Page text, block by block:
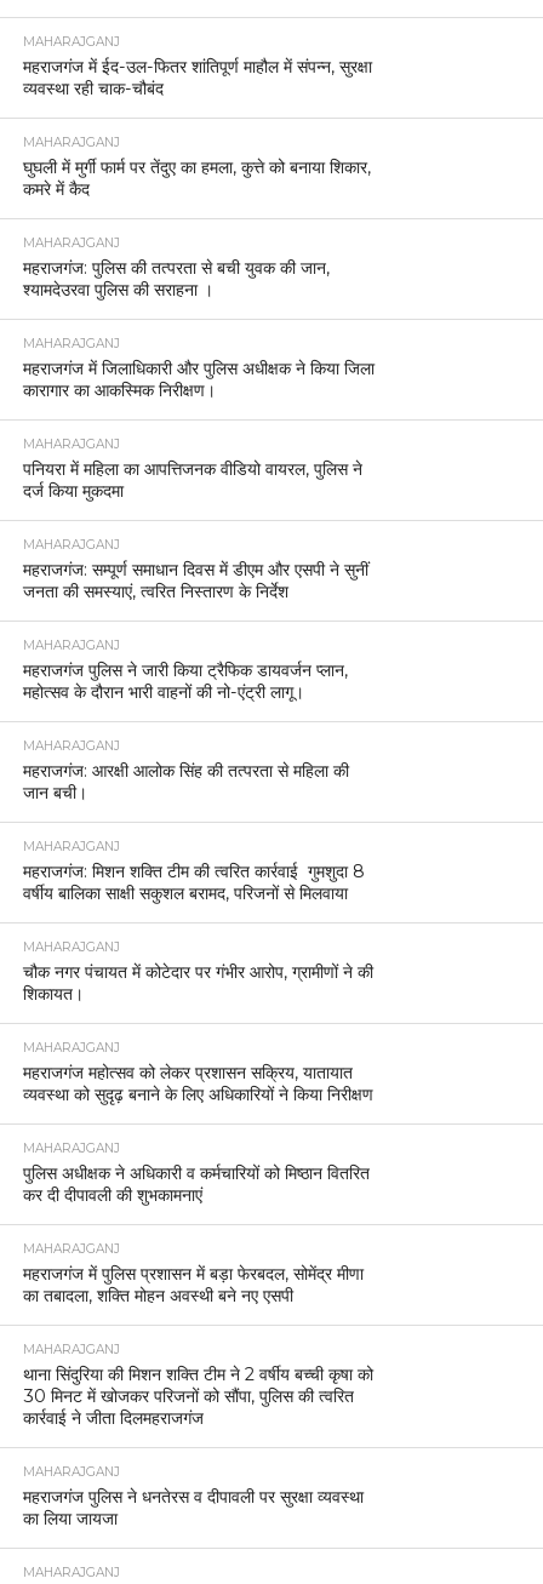
MAHARAJGANJ
महराजगंज में ईद-उल-फितर शांतिपूर्ण माहौल में संपन्न, सुरक्षा
व्यवस्था रही चाक-चौबंद
MAHARAJGANJ
घुघली में मुर्गी फार्म पर तेंदुए का हमला, कुत्ते को बनाया शिकार,
कमरे में कैद
MAHARAJGANJ
महराजगंज: पुलिस की तत्परता से बची युवक की जान,
श्यामदेउरवा पुलिस की सराहना ।
MAHARAJGANJ
महराजगंज में जिलाधिकारी और पुलिस अधीक्षक ने किया जिला
कारागार का आकस्मिक निरीक्षण।
MAHARAJGANJ
पनियरा में महिला का आपत्तिजनक वीडियो वायरल, पुलिस ने
दर्ज किया मुकदमा
MAHARAJGANJ
महराजगंज: सम्पूर्ण समाधान दिवस में डीएम और एसपी ने सुनीं
जनता की समस्याएं, त्वरित निस्तारण के निर्देश
MAHARAJGANJ
महराजगंज पुलिस ने जारी किया ट्रैफिक डायवर्जन प्लान,
महोत्सव के दौरान भारी वाहनों की नो-एंट्री लागू।
MAHARAJGANJ
महराजगंज: आरक्षी आलोक सिंह की तत्परता से महिला की
जान बची।
MAHARAJGANJ
महराजगंज: मिशन शक्ति टीम की त्वरित कार्रवाई गुमशुदा 8
वर्षीय बालिका साक्षी सकुशल बरामद, परिजनों से मिलवाया
MAHARAJGANJ
चौक नगर पंचायत में कोटेदार पर गंभीर आरोप, ग्रामीणों ने की
शिकायत।
MAHARAJGANJ
महराजगंज महोत्सव को लेकर प्रशासन सक्रिय, यातायात
व्यवस्था को सुदृढ़ बनाने के लिए अधिकारियों ने किया निरीक्षण
MAHARAJGANJ
पुलिस अधीक्षक ने अधिकारी व कर्मचारियों को मिष्ठान वितरित
कर दी दीपावली की शुभकामनाएं
MAHARAJGANJ
महराजगंज में पुलिस प्रशासन में बड़ा फेरबदल, सोमेंद्र मीणा
का तबादला, शक्ति मोहन अवस्थी बने नए एसपी
MAHARAJGANJ
थाना सिंदुरिया की मिशन शक्ति टीम ने 2 वर्षीय बच्ची कृषा को
30 मिनट में खोजकर परिजनों को सौंपा, पुलिस की त्वरित
कार्रवाई ने जीता दिलमहराजगंज
MAHARAJGANJ
महराजगंज पुलिस ने धनतेरस व दीपावली पर सुरक्षा व्यवस्था
का लिया जायजा
MAHARAJGANJ